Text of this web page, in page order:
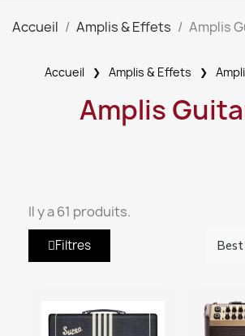
Accueil Amplis & Effets Amplis
Accueil Amplis & Effets
Amplis
Il y a 61 produits.
Filtres